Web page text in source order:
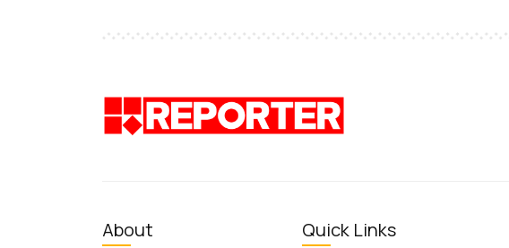
About Quick Links